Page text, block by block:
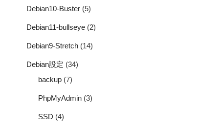
Debian10-Buster (5)
Debian11-bullseye (2)
Debian9-Stretch (14)
Debian設定 (34)
backup (7)
PhpMyAdmin (3)
SSD (4)